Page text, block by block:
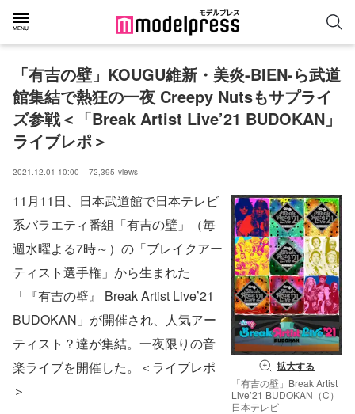
「有吉の壁」KOUGU維新・美炎-BIEN-ら武道
館集結で熱狂の一夜 Creepy Nutsもサプライ
ズ参戦＜「Break Artist Live’21 BUDOKAN」
ライブレポ＞
2021.12.01 10:00 72,395 views
拡大する
「有吉の壁」Break Artist
Live’21 BUDOKAN（C）
日本テレビ
11月11日、日本武道館で日本テレビ
系バラエティ番組「有吉の壁」（毎
週水曜よる7時～）の「ブレイクアー
ティスト選手権」から生まれた
「『有吉の壁』 Break Artist Live’21
BUDOKAN」が開催され、人気アー
ティスト？達が集結。一夜限りの音
楽ライブを開催した。＜ライブレポ
＞